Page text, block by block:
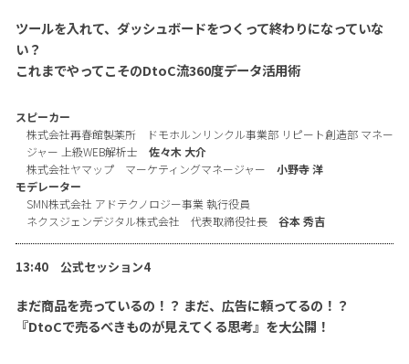
ツールを入れて、ダッシュボードをつくって終わりになっていな
い？
これまでやってこそのDtoC流360度データ活用術
スピーカー
株式会社再春館製薬所 ドモホルンリンクル事業部 リピート創造部 マネー
ジャー 上級WEB解析士 佐々木 大介
株式会社ヤマップ マーケティングマネージャー 小野寺 洋
モデレーター
SMN株式会社 アドテクノロジー事業 執行役員
ネクスジェンデジタル株式会社 代表取締役社長 谷本 秀吉
13:40 公式セッション4
まだ商品を売っているの！？ まだ、広告に頼ってるの！？
『DtoCで売るべきものが見えてくる思考』を大公開！